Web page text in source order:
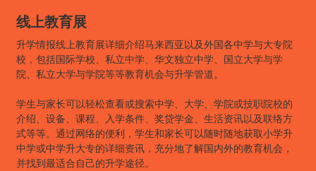
线上教育展
升学情报线上教育展详细介绍马来西亚以及外国各中学与大专院
校，包括国际学校、私立中学、华文独立中学、国立大学与学
院、私立大学与学院等等教育机会与升学管道。
学生与家长可以轻松查看或搜索中学、大学、学院或技职院校的
介绍、设备、课程、入学条件、奖贷学金、生活资讯以及联络方
式等等。通过网络的便利，学生和家长可以随时随地获取小学升
中学或中学升大专的详细资讯，充分地了解国内外的教育机会，
并找到最适合自己的升学途径。